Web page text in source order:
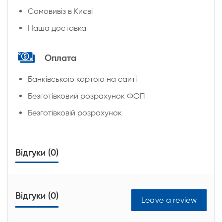
Cамовивіз в Києві
Наша доставка
Оплата
Банківською картою на сайті
Безготівковий розрахунок ФОП
Безготівковій розрахунок
Відгуки (0)
Відгуки (0) Leave a review